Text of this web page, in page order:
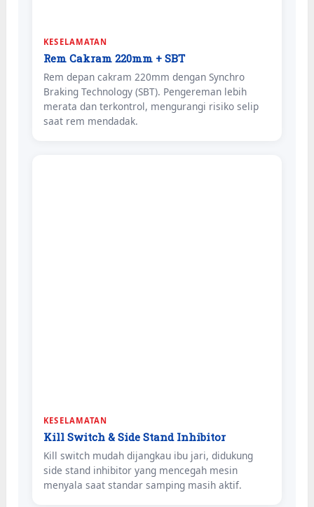
KESELAMATAN
Rem Cakram 220mm + SBT
Rem depan cakram 220mm dengan Synchro
Braking Technology (SBT). Pengereman lebih
merata dan terkontrol, mengurangi risiko selip
saat rem mendadak.
KESELAMATAN
Kill Switch & Side Stand Inhibitor
Kill switch mudah dijangkau ibu jari, didukung
side stand inhibitor yang mencegah mesin
menyala saat standar samping masih aktif.